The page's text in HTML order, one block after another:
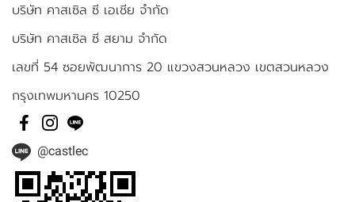
บริษัท คาสเซิล ซี เอเชีย จำกัด
บริษัท คาสเซิล ซี สยาม จำกัด
เลขที่ 54 ซอยพัฒนาการ 20 แขวงสวนหลวง เขตสวนหลวง
กรุงเทพมหานคร 10250
@castlec